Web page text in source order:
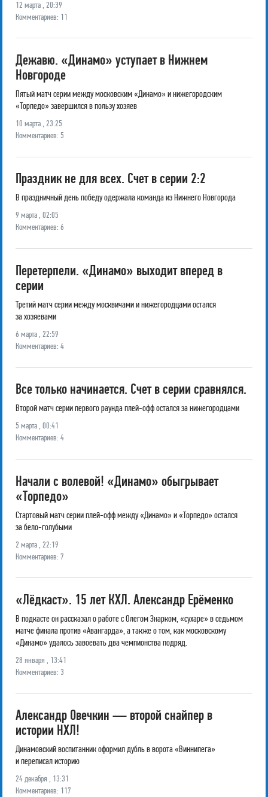
12 марта , 20:39
Комментариев: 11
Дежавю. «Динамо» уступает в Нижнем
Новгороде
Пятый матч серии между московским «Динамо» и нижегородским
«Торпедо» завершился в пользу хозяев
10 марта , 23:25
Комментариев: 5
Праздник не для всех. Счет в серии 2:2
В праздничный день победу одержала команда из Нижнего Новгорода
9 марта , 02:05
Комментариев: 6
Перетерпели. «Динамо» выходит вперед в
серии
Третий матч серии между москвичами и нижегородцами остался
за хозяевами
6 марта , 22:59
Комментариев: 4
Все только начинается. Счет в серии сравнялся.
Второй матч серии первого раунда плей-офф остался за нижегородцами
5 марта , 00:41
Комментариев: 4
Начали с волевой! «Динамо» обыгрывает
«Торпедо»
Стартовый матч серии плей-офф между «Динамо» и «Торпедо» остался
за бело-голубыми
2 марта , 22:19
Комментариев: 7
«Лёдкаст». 15 лет КХЛ. Александр Ерёменко
В подкасте он рассказал о работе с Олегом Знарком, «сухаре» в седьмом
матче финала против «Авангарда», а также о том, как московскому
«Динамо» удалось завоевать два чемпионства подряд.
28 января , 13:41
Комментариев: 3
Александр Овечкин — второй снайпер в
истории НХЛ!
Динамовский воспитанник оформил дубль в ворота «Виннипега»
и переписал историю
24 декабря , 13:31
Комментариев: 117